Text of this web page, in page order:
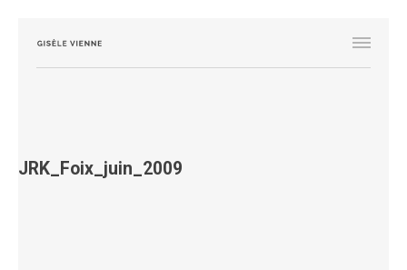
JRK_Foix_juin_2009